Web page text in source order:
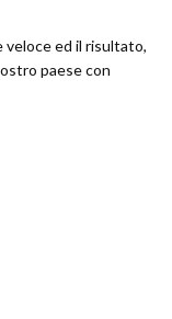
veloce ed il risultato,
paese con